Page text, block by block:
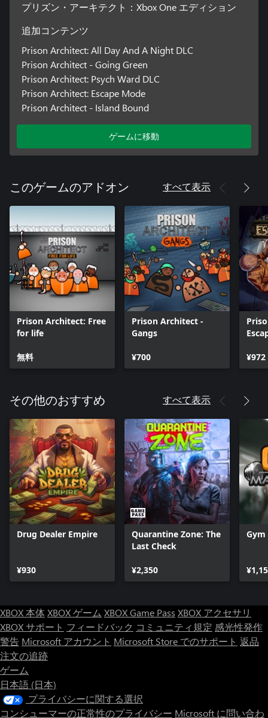
プリズン・アーキテクト：Xbox One エディション
追加コンテンツ
Prison Architect: All Day And A Night DLC
Prison Architect - Going Green
Prison Architect: Psych Ward DLC
Prison Architect: Escape Mode
Prison Architect - Island Bound
ゲームに移動
このゲームのアドオン すべて表示
Prison Architect: Free
for life
無料
Prison Architect -
Gangs
¥700 ¥972
その他のおすすめ すべて表示
Drug Dealer Empire
¥930
Quarantine Zone: The
Last Check
¥2,350
Gym
XBOX 本体XBOX ゲーム XBOX Game Pass XBOX アクセサリ
XBOX サポート フィードバック コミュニティ規定 感光性発作
警告 Microsoft アカウント Microsoft Store でのサポート 返品
注文の追跡
ゲーム
日本語 (日本)
プライバシーに関する選択
コンシューマーの正常性のプライバシー Microsoft に問い合わ